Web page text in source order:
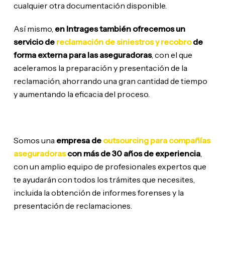
cualquier otra documentación disponible.
Así mismo, en Intrages también ofrecemos un
servicio de reclamación de siniestros y recobro de
forma externa para las aseguradoras, con el que
aceleramos la preparación y presentación de la
reclamación, ahorrando una gran cantidad de tiempo
y aumentando la eficacia del proceso.
Somos una empresa de outsourcing para compañías
aseguradorascon más de 30 años de experiencia,
con un amplio equipo de profesionales expertos que
te ayudarán con todos los trámites que necesites,
incluida la obtención de informes forenses y la
presentación de reclamaciones.